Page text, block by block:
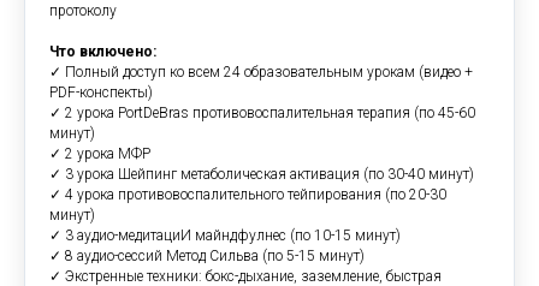
протоколу
Что включено:
✓ Полный доступ ко всем 24 образовательным урокам (видео +
PDF-конспекты)
✓ 2 урока PortDeBras противовоспалительная терапия (по 45-60
минут)
✓ 2 урока МФР
✓ 3 урока Шейпинг метаболическая активация (по 30-40 минут)
✓ 4 урока противовоспалительного тейпирования (по 20-30
минут)
✓ 3 аудио-медитациИ майндфулнес (по 10-15 минут)
✓ 8 аудио-сессий Метод Сильва (по 5-15 минут)
✓ Экстренные техники: бокс-дыхание, заземление, быстрая